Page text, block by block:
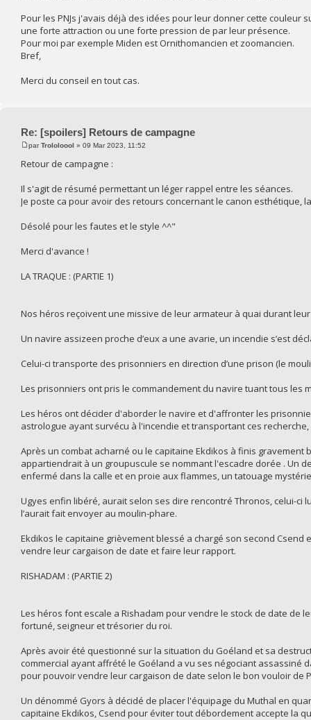
Pour les PNJs j'avais déjà des idées pour leur donner cette
une forte attraction ou une forte pression de par leur présence.
Pour moi par exemple Miden est Ornithomancien et zoomancien.
Bref,
Merci du conseil en tout cas.
Re: [spoilers] Retours de campagne
parTrololoool » 09 Mar 2023, 11:52
Retour de campagne :
Il s'agit de résumé permettant un léger rappel entre les séances.
Je poste ca pour avoir des retours concernant le canon esthétique,
Désolé pour les fautes et le style ^^"
Merci d'avance !
LA TRAQUE : (PARTIE 1)
Nos héros reçoivent une missive de leur armateur à quai durant
Un navire assizeen proche d’eux a une avarie, un incendie s’est
Celui-ci transporte des prisonniers en direction d’une prison (le
Les prisonniers ont pris le commandement du navire tuant tous les
Les héros ont décider d'aborder le navire et d'affronter les
astrologue ayant survécu à l'incendie et transportant ces
Après un combat acharné ou le capitaine Ekdikos à finis
appartiendrait à un groupuscule se nommant l'escadre dorée . Un
enfermé dans la calle et en proie aux flammes, un tatouage
Ugyes enfin libéré, aurait selon ses dire rencontré Thronos, celui-
l’aurait fait envoyer au moulin-phare.
Ekdikos le capitaine grièvement blessé a chargé son second
vendre leur cargaison de date et faire leur rapport.
RISHADAM : (PARTIE 2)
Les héros font escale a Rishadam pour vendre le stock de date de
fortuné, seigneur et trésorier du roi.
Après avoir été questionné sur la situation du Goéland et sa
commercial ayant affrété le Goéland a vu ses négociant
pour pouvoir vendre leur cargaison de date selon le bon vouloir de
Un dénommé Gyors à décidé de placer l'équipage du Muthal en
capitaine Ekdikos, Csend pour éviter tout débordement accepte la